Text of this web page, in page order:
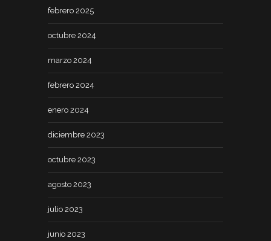
febrero 2025
octubre 2024
marzo 2024
febrero 2024
enero 2024
diciembre 2023
octubre 2023
agosto 2023
julio 2023
junio 2023